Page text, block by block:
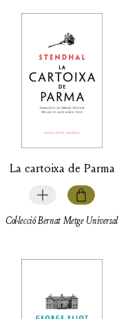
La cartoixa de Parma
Col·lecció Bernat Metge Universal